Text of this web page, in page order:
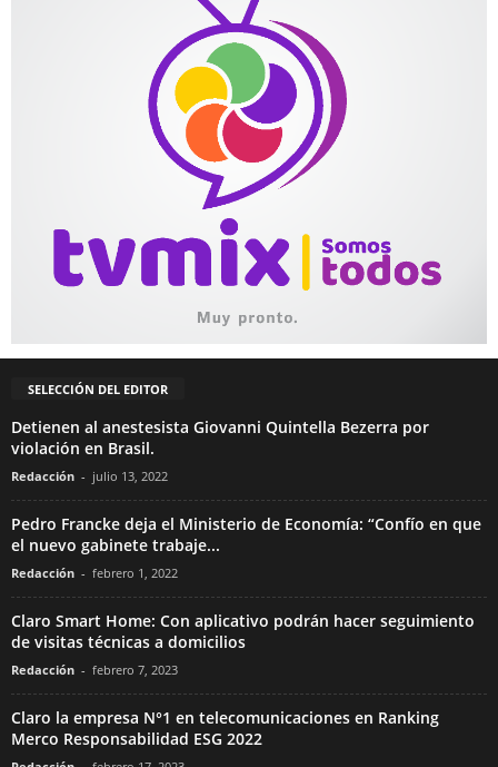
SELECCIÓN DEL EDITOR
Detienen al anestesista Giovanni Quintella Bezerra por
violación en Brasil.
Redacción - julio 13, 2022
Pedro Francke deja el Ministerio de Economía: “Confío en que
el nuevo gabinete trabaje...
Redacción - febrero 1, 2022
Claro Smart Home: Con aplicativo podrán hacer seguimiento
de visitas técnicas a domicilios
Redacción - febrero 7, 2023
Claro la empresa N°1 en telecomunicaciones en Ranking
Merco Responsabilidad ESG 2022